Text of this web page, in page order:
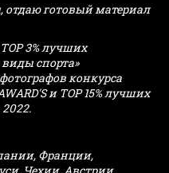
готовый материал
3% лучших
спорта»
конкурса
и TOP 15% лучших
Франции,